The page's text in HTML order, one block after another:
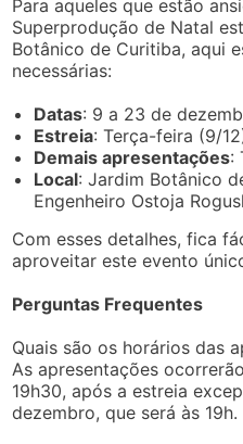
Para aqueles que estão
Superprodução de Natal
Botânico de Curitiba, aqui
necessárias:
Datas: 9 a 23 de
Estreia: Terça-feira (9/
Demais apresentações:
Local: Jardim Botânico
Engenheiro Ostoja
Com esses detalhes, fica
aproveitar este evento
Perguntas Frequentes
Quais são os horários das
As apresentações
19h30, após a estreia
dezembro, que será às 19h.